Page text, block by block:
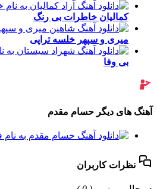
کمالیان خاطرات بی رنگ
میری و سپهر خلسه تراپی
بی وفا
آهنگ های دیگر حسام مقدم
نظرات کاربران